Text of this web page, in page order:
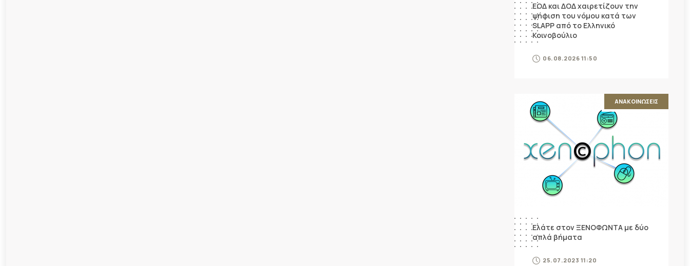
ΕΟΔ και ΔΟΔ χαιρετίζουν την
ψήφιση του νόμου κατά των
SLAPP από το Ελληνικό
Κοινοβούλιο
06.08.2026 11:50
ΑΝΑΚΟΙΝΩΣΕΙΣ
Ελάτε στον ΞΕΝΟΦΩΝΤΑ με δύο
απλά βήματα
25.07.2023 11:20